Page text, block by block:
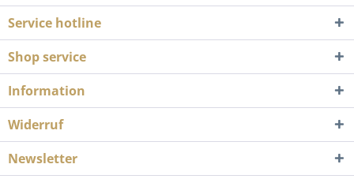
Service hotline
Shop service
Information
Widerruf
Newsletter